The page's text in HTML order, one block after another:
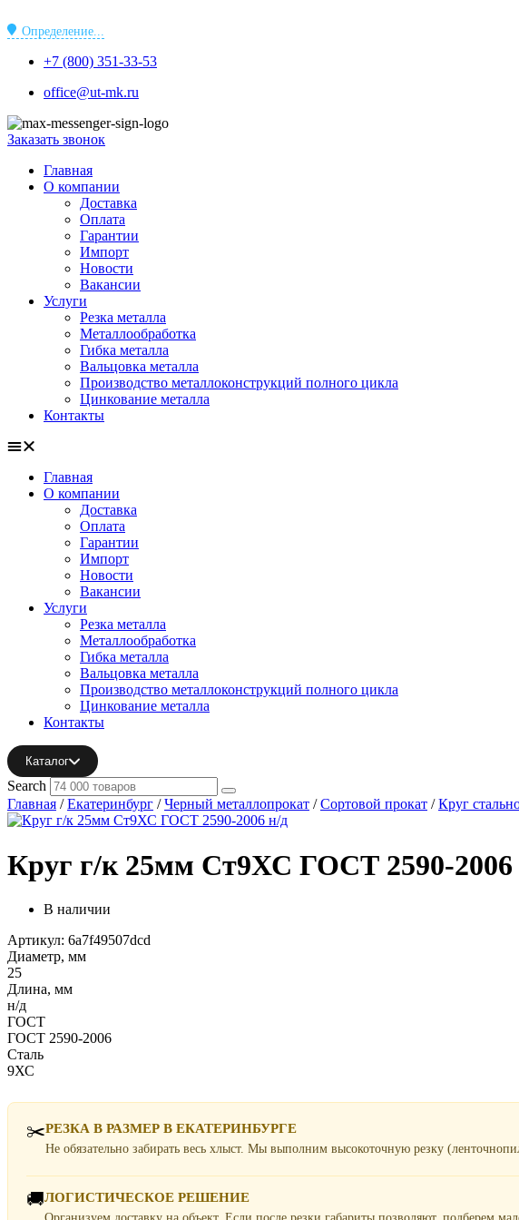
к Определение...
+7 (800) 351-33-53
office@ut-mk.ru
Заказать звонок
Главная
О компании
Доставка
Оплата
Гарантии
Импорт
Новости
Вакансии
Услуги
Резка металла
Металлообработка
Гибка металла
Вальцовка металла
Производство металлоконструкций полного цикла
Цинкование металла
Контакты
Главная
О компании
Доставка
Оплата
Гарантии
Импорт
Новости
Вакансии
Услуги
Резка металла
Металлообработка
Гибка металла
Вальцовка металла
Производство металлоконструкций полного цикла
Цинкование металла
Контакты
Каталог
Search
Главная /Екатеринбург /Черный металлопрокат /Сортовой прокат /Круг
Круг г/к 25мм Ст9ХС ГОСТ 2590-2006
В наличии
Артикул: 6a7f49507dcd
Диаметр, мм
25
Длина, мм
н/д
ГОСТ
ГОСТ 2590-2006
Сталь
9ХС
✂️РЕЗКА В РАЗМЕР В ЕКАТЕРИНБУРГЕ
Не обязательно забирать весь хлыст. Мы выполним высокоточную резку
🚚ЛОГИСТИЧЕСКОЕ РЕШЕНИЕ